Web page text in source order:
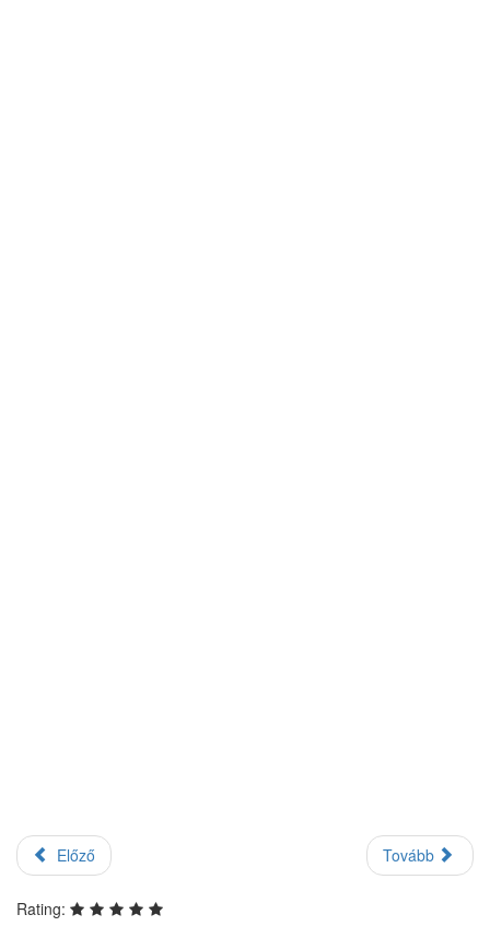
Előző Tovább
Rating: